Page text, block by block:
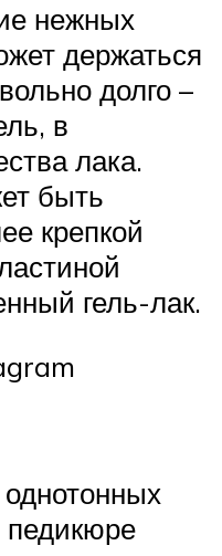
нежных
держаться
долго –
в
лака.
быть
крепкой
гель-лак.
педикюре